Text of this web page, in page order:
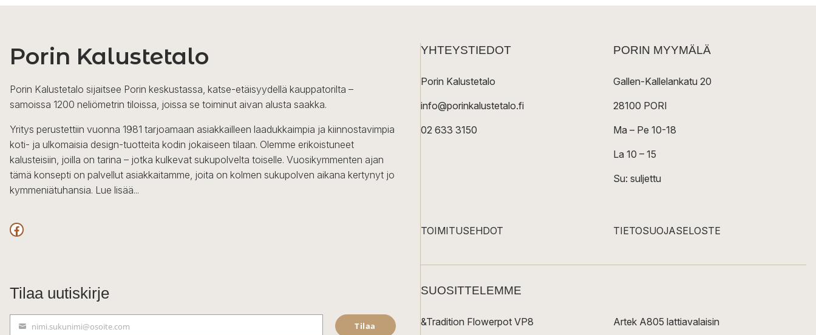
Porin Kalustetalo
Porin Kalustetalo sijaitsee Porin keskustassa, katse-etäisyydellä kauppatorilta –
samoissa 1200 neliömetrin tiloissa, joissa se toiminut aivan alusta saakka.
Yritys perustettiin vuonna 1981 tarjoamaan asiakkailleen laadukkaimpia ja kiinnostavimpia
koti- ja ulkomaisia design-tuotteita kodin jokaiseen tilaan. Olemme erikoistuneet
kalusteisiin, joilla on tarina – jotka kulkevat sukupolvelta toiselle. Vuosikymmenten ajan
tämä konsepti on palvellut asiakkaitamme, joita on kolmen sukupolven aikana kertynyt jo
kymmeniätuhansia. Lue lisää...
Facebook
Tilaa uutiskirje
nimi.sukunimi@osoite.com Tilaa
YHTEYSTIEDOT
Porin Kalustetalo
info@porinkalustetalo.fi
02 633 3150
PORIN MYYMÄLÄ
Gallen-Kallelankatu 20
28100 PORI
Ma – Pe 10-18
La 10 – 15
Su: suljettu
TOIMITUSEHDOT TIETOSUOJASELOSTE
SUOSITTELEMME
&Tradition Flowerpot VP8
Artek A805 lattiavalaisin